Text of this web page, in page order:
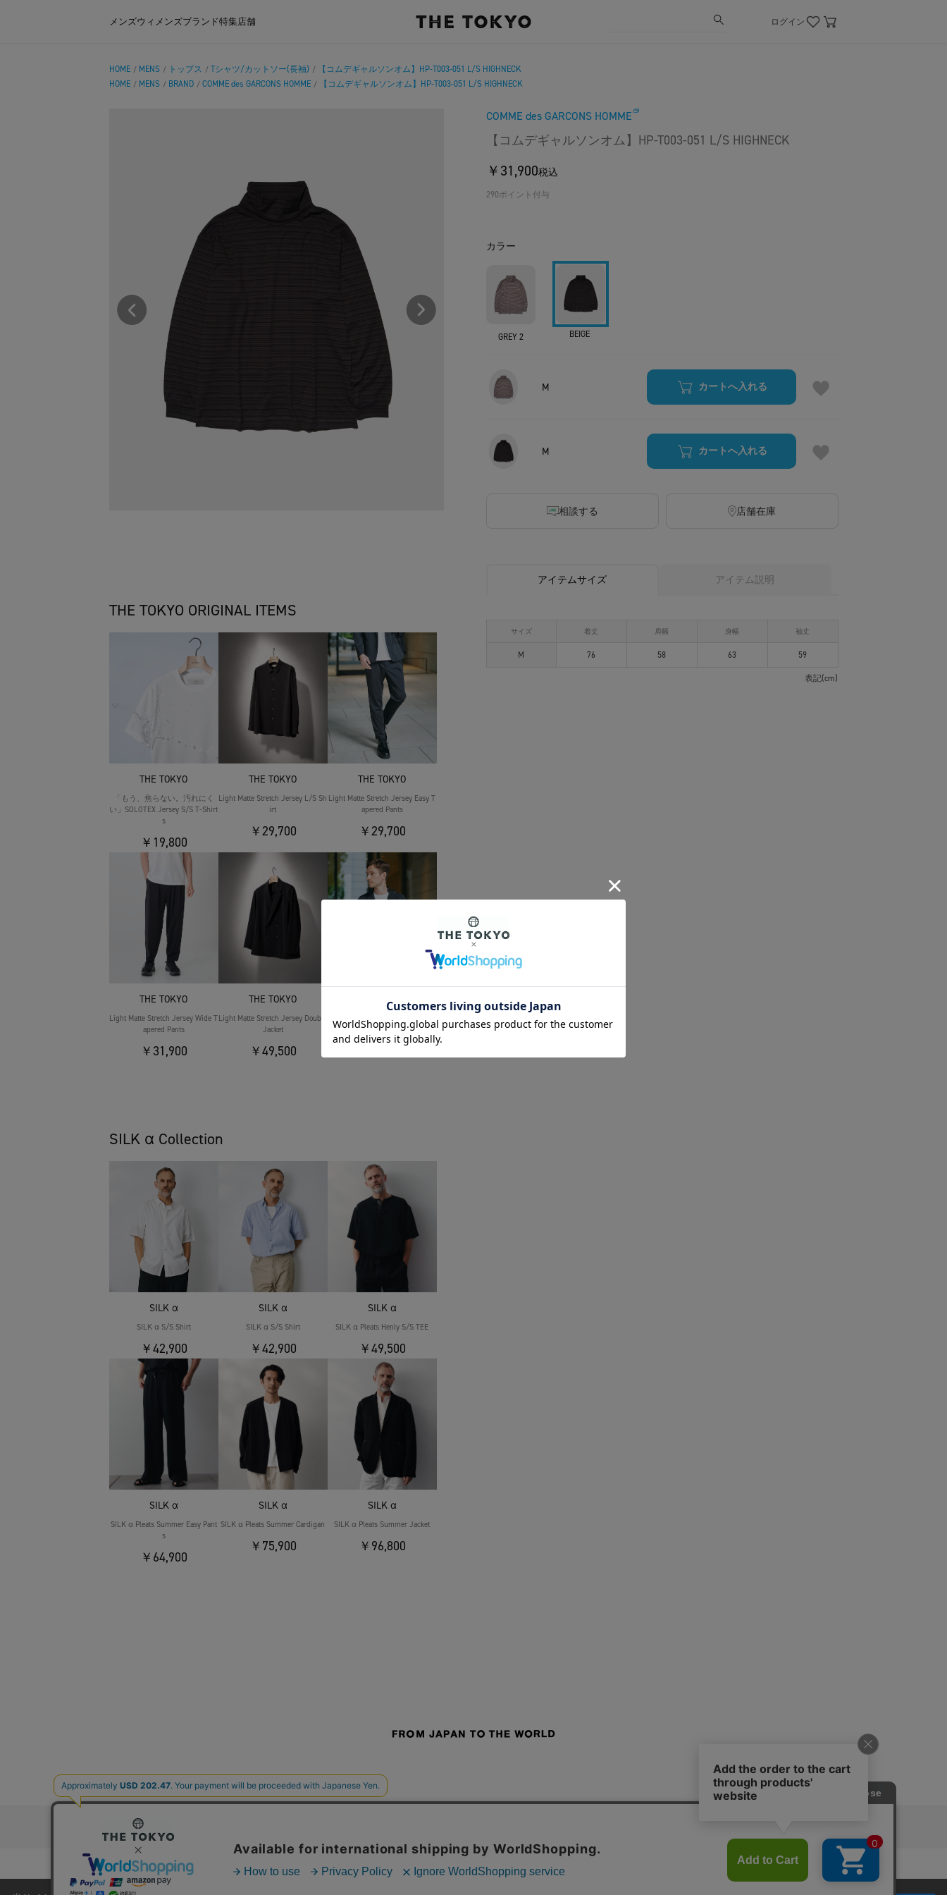
メンズウィメンズブランド特集店舗 ログイン
HOME / MENS / トップス / Tシャツ/カットソー(長袖) /
【コムデギャルソンオム】HP-T003-051 L/S HIGHNECK
HOME / MENS / BRAND / COMME des GARCONS HOMME / 【コムデギャルソンオム】HP-T003-051 L/S HIGHNECK
THE TOKYO ORIGINAL ITEMS
THE TOKYO
「もう、焦らない。汚れにく
い」SOLOTEX Jersey S/S T-Shirt
s
￥19,800
THE TOKYO
Light Matte Stretch Jersey L/S Sh
irt
￥29,700
THE TOKYO
Light Matte Stretch Jersey Easy T
apered Pants
￥29,700
THE TOKYO
Light Matte Stretch Jersey Wide T
apered Pants
￥31,900
THE TOKYO
Light Matte Stretch Jersey Double
Jacket
￥49,500
THE TOKYO
Light Matte Stretch Jersey Shape
Jacket
￥48,400
SILK α Collection
SILK α
SILK α S/S Shirt
￥42,900
SILK α
SILK α S/S Shirt
￥42,900
SILK α
SILK α Pleats Henly S/S TEE
￥49,500
SILK α
SILK α Pleats Summer Easy Pant
s
￥64,900
SILK α
SILK α Pleats Summer Cardigan
￥75,900
SILK α
SILK α Pleats Summer Jacket
￥96,800
COMME des GARCONS HOMME
【コムデギャルソンオム】HP-T003-051 L/S HIGHNECK
￥31,900税込
290ポイント付与
カラー
GREY 2 BEIGE
M カートへ入れる
M カートへ入れる
相談する 店舗在庫
アイテムサイズ アイテム説明
サイズ 着丈 肩幅 身幅 袖丈
M 76 58 63 59
表記(cm)
コーポレートサイト 採用サイト STUDIOUS CONZ UNITED TOKYO PUBLIC TOKYO